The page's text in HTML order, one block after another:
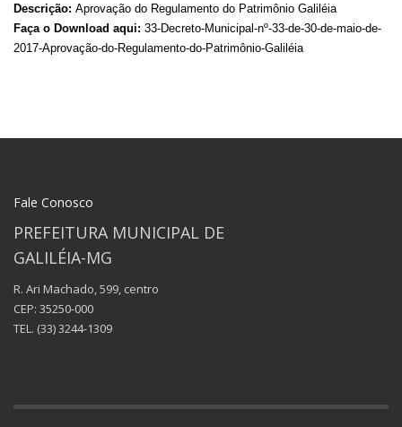
Descrição: Aprovação do Regulamento do Patrimônio Galiléia
Faça o Download aqui: 33-Decreto-Municipal-nº-33-de-30-de-maio-de-
2017-Aprovação-do-Regulamento-do-Patrimônio-Galiléia
Fale Conosco
PREFEITURA MUNICIPAL DE
GALILÉIA-MG
R. Ari Machado, 599, centro
CEP: 35250-000
TEL. (33) 3244-1309